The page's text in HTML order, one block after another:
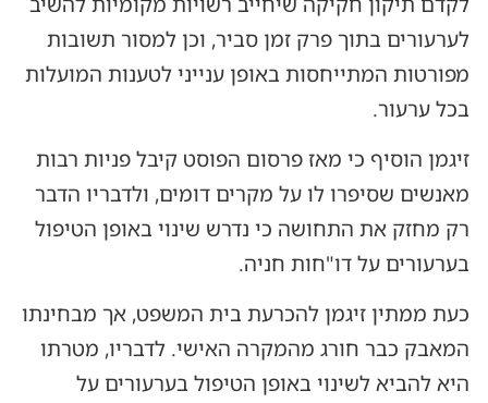
לערעורים בתוך פרק זמן סביר, וכן למסור תשובות
מפורטות המתייחסות באופן ענייני לטענות המועלות
בכל ערעור.
זיגמן הוסיף כי מאז פרסום הפוסט קיבל פניות רבות
מאנשים שסיפרו לו על מקרים דומים, ולדבריו הדבר
רק מחזק את התחושה כי נדרש שינוי באופן הטיפול
בערעורים על דו"חות חניה.
כעת ממתין זיגמן להכרעת בית המשפט, אך מבחינתו
המאבק כבר חורג מהמקרה האישי. לדבריו, מטרתו
היא להביא לשינוי באופן הטיפול בערעורים על